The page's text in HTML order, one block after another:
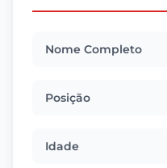
Nome Completo
Posição
Idade